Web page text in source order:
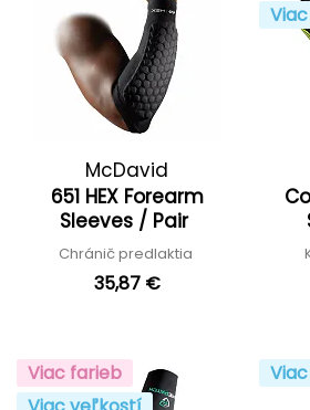
McDavid
651 HEX Forearm
Sleeves / Pair
Chránič predlaktia
35,87 €
Viac farieb